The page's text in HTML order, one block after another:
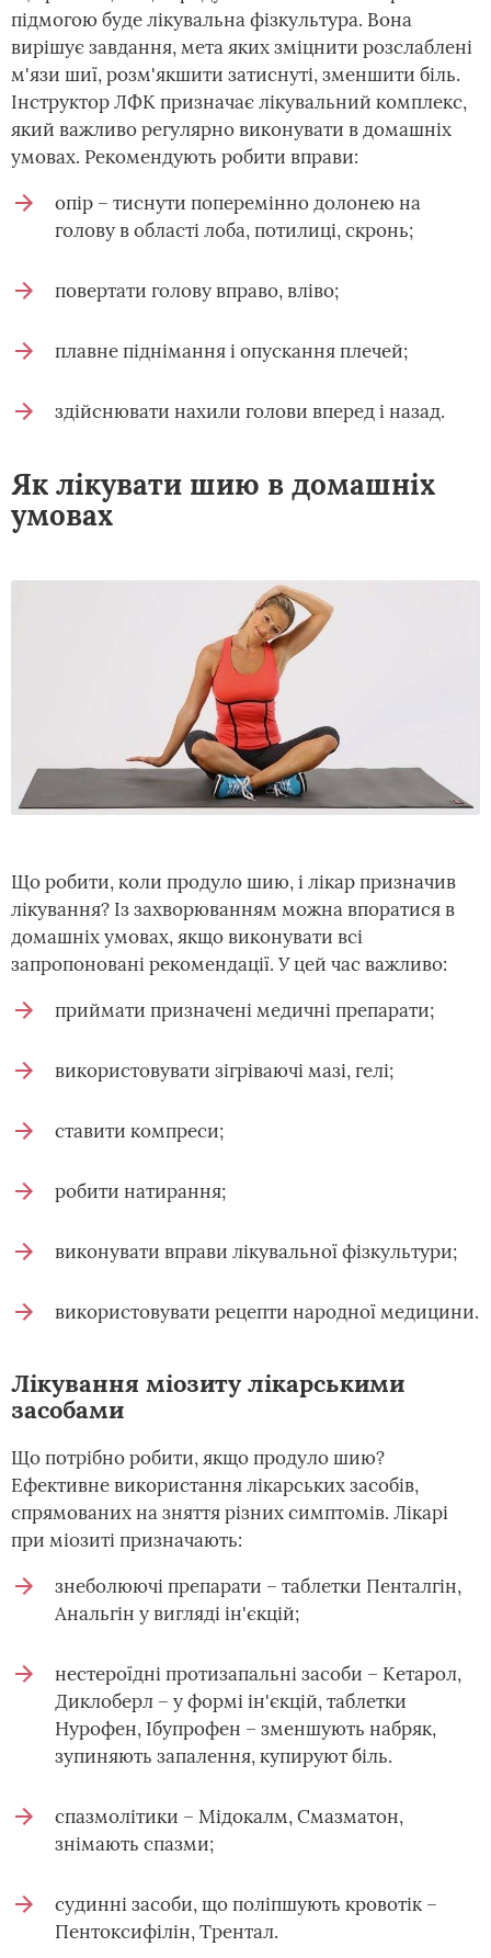
підмогою буде лікувальна фізкультура. Вона
вирішує завдання, мета яких зміцнити розслаблені
м'язи шиї, розм'якшити затиснуті, зменшити біль.
Інструктор ЛФК призначає лікувальний комплекс,
який важливо регулярно виконувати в домашніх
умовах. Рекомендують робити вправи:
опір – тиснути поперемінно долонею на
голову в області лоба, потилиці, скронь;
повертати голову вправо, вліво;
плавне піднімання і опускання плечей;
здійснювати нахили голови вперед і назад.
Як лікувати шию в домашніх
умовах
Що робити, коли продуло шию, і лікар призначив
лікування? Із захворюванням можна впоратися в
домашніх умовах, якщо виконувати всі
запропоновані рекомендації. У цей час важливо:
приймати призначені медичні препарати;
використовувати зігріваючі мазі, гелі;
ставити компреси;
робити натирання;
виконувати вправи лікувальної фізкультури;
використовувати рецепти народної медицини.
Лікування міозиту лікарськими
засобами
Що потрібно робити, якщо продуло шию?
Ефективне використання лікарських засобів,
спрямованих на зняття різних симптомів. Лікарі
при міозиті призначають:
знеболюючі препарати – таблетки Пенталгін,
Анальгін у вигляді ін'єкцій;
нестероїдні протизапальні засоби – Кетарол,
Диклоберл – у формі ін'єкцій, таблетки
Нурофен, Ібупрофен – зменшують набряк,
зупиняють запалення, купируют біль.
спазмолітики – Мідокалм, Смазматон,
знімають спазми;
судинні засоби, що поліпшують кровотік –
Пентоксифілін, Трентал.